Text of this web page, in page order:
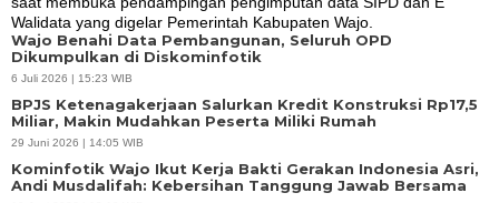
Wajo Benahi Data Pembangunan, Seluruh OPD
Dikumpulkan di Diskominfotik
6 Juli 2026 | 15:23 WIB
BPJS Ketenagakerjaan Salurkan Kredit Konstruksi Rp17,5
Miliar, Makin Mudahkan Peserta Miliki Rumah
29 Juni 2026 | 14:05 WIB
Kominfotik Wajo Ikut Kerja Bakti Gerakan Indonesia Asri,
Andi Musdalifah: Kebersihan Tanggung Jawab Bersama